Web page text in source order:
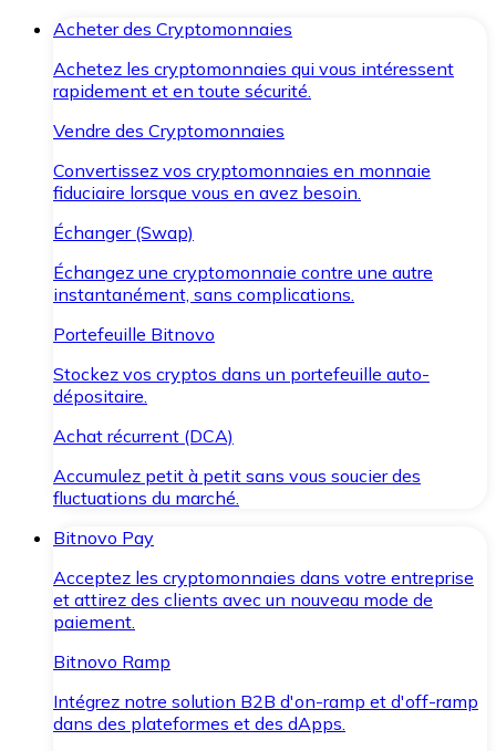
Acheter des Cryptomonnaies
Achetez les cryptomonnaies qui vous intéressent
rapidement et en toute sécurité.
Vendre des Cryptomonnaies
Convertissez vos cryptomonnaies en monnaie
fiduciaire lorsque vous en avez besoin.
Échanger (Swap)
Échangez une cryptomonnaie contre une autre
instantanément, sans complications.
Portefeuille Bitnovo
Stockez vos cryptos dans un portefeuille auto-
dépositaire.
Achat récurrent (DCA)
Accumulez petit à petit sans vous soucier des
fluctuations du marché.
Bitnovo Pay
Acceptez les cryptomonnaies dans votre entreprise
et attirez des clients avec un nouveau mode de
paiement.
Bitnovo Ramp
Intégrez notre solution B2B d'on-ramp et d'off-ramp
dans des plateformes et des dApps.